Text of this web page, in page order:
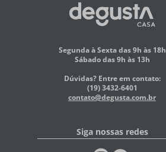
Segunda à Sexta das 9h às 18h
Sábado das 9h às 13h
Dúvidas? Entre em contato:
(19) 3432-6401
contato@degusta.com.br
Siga nossas redes